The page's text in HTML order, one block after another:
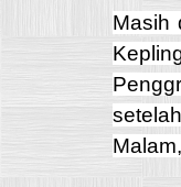
Masih